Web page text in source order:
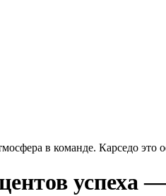
в команде. Карседо это
успеха